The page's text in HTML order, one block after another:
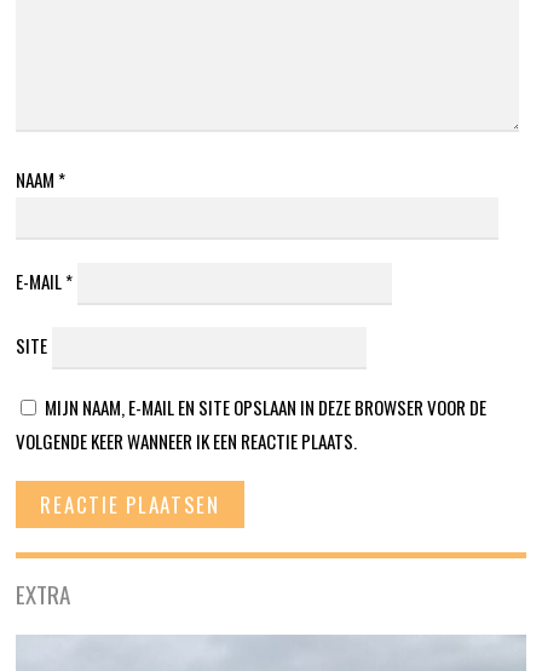
NAAM *
E-MAIL*
SITE
MIJN NAAM, E-MAIL EN SITE OPSLAAN IN DEZE BROWSER VOOR DE
VOLGENDE KEER WANNEER IK EEN REACTIE PLAATS.
EXTRA